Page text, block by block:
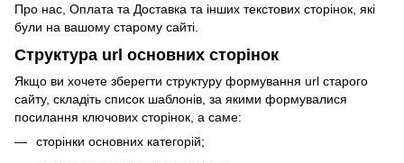
Про нас, Оплата та Доставка та інших текстових сторінок, які
були на вашому старому сайті.
Структура url основних сторінок
Якщо ви хочете зберегти структуру формування url старого
сайту, складіть список шаблонів, за якими формувалися
посилання ключових сторінок, а саме:
сторінки основних категорій;